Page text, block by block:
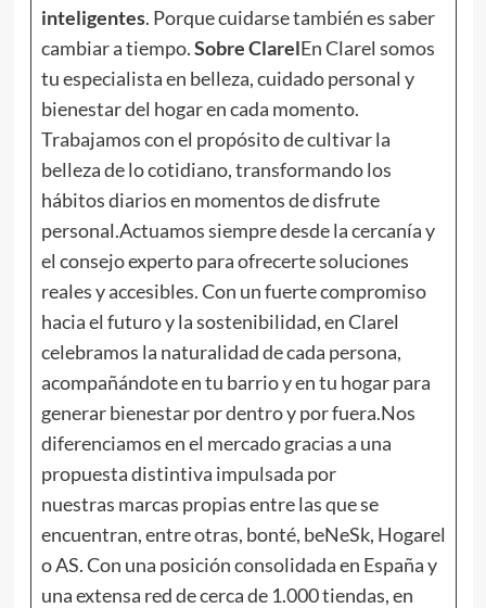
inteligentes. Porque cuidarse también es saber
cambiar a tiempo.Sobre ClarelEn Clarel somos
tu especialista en belleza, cuidado personal y
bienestar del hogar en cada momento.
Trabajamos con el propósito de cultivar la
belleza de lo cotidiano, transformando los
hábitos diarios en momentos de disfrute
personal.Actuamos siempre desde la cercanía y
el consejo experto para ofrecerte soluciones
reales y accesibles. Con un fuerte compromiso
hacia el futuro y la sostenibilidad, en Clarel
celebramos la naturalidad de cada persona,
acompañándote en tu barrio y en tu hogar para
generar bienestar por dentro y por fuera.Nos
diferenciamos en el mercado gracias a una
propuesta distintiva impulsada por
nuestras marcas propias entre las que se
encuentran, entre otras, bonté, beNeSk, Hogarel
o AS. Con una posición consolidada en España y
una extensa red de cerca de 1.000 tiendas, en